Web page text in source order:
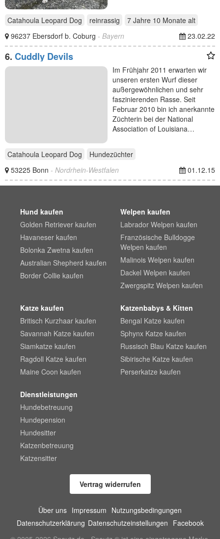
Catahoula Leopard Dog reinrassig 7 Jahre 10 Monate alt
96237 Ebersdorf b. Coburg - Bayern 23.02.22
6. Cuddly Devils
Im Frühjahr 2011 erwarten wir
unseren ersten Wurf dieser
außergewöhnlichen und sehr
faszinierenden Rasse. Seit
Februar 2010 bin ich anerkannte
Züchterin bei der National
Association of Louisiana…
Catahoula Leopard Dog
Hundezüchter
53225 Bonn - Nordrhein-Westfalen 01.12.15
Hund kaufen
Golden Retriever kaufen
Havaneser kaufen
Bolonka Zwetna kaufen
Australian Shepherd kaufen
Border Collie kaufen
Welpen kaufen
Labrador Welpen kaufen
Französische Bulldogge
Welpen kaufen
Malinois Welpen kaufen
Dackel Welpen kaufen
Zwergspitz Welpen kaufen
Katze kaufen
Britisch Kurzhaar kaufen
Savannah Katze kaufen
Siamkatze kaufen
Ragdoll Katze kaufen
Maine Coon kaufen
Katzenbabys & Kitten
Bengal Katze kaufen
Sphynx Katze kaufen
Russisch Blau Katze kaufen
Sibirische Katze kaufen
Perserkatze kaufen
Dienstleistungen
Hundebetreuung
Hundepension
Hundesitter
Katzenbetreuung
Katzensitter
Vertrag widerrufen
Über uns Impressum Nutzungsbedingungen
Datenschutzerklärung Datenschutzeinstellungen Facebook